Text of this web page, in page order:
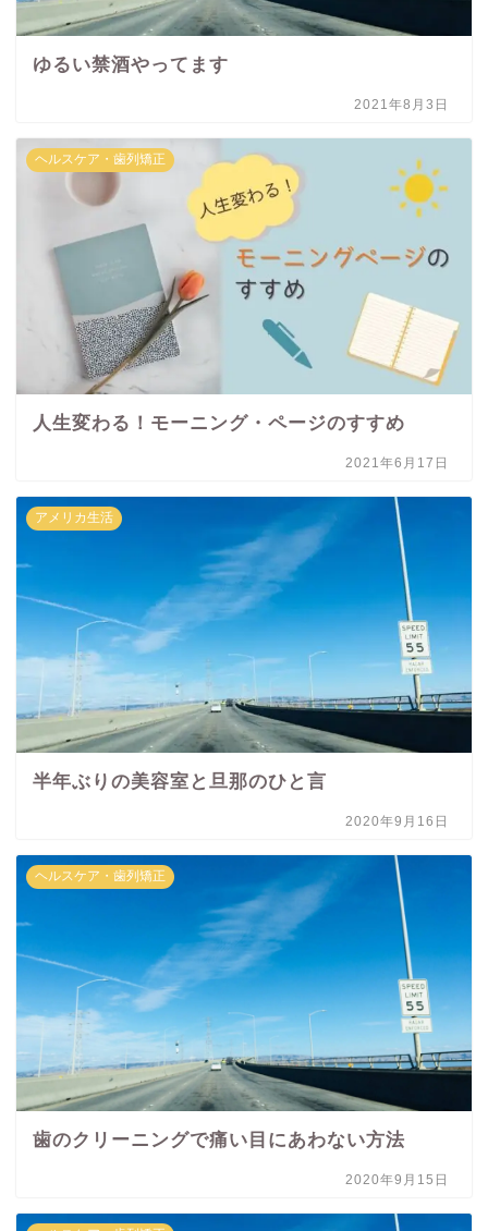
ゆるい禁酒やってます
2021年8月3日
ヘルスケア・歯列矯正
人生変わる！モーニング・ページのすすめ
2021年6月17日
アメリカ生活
半年ぶりの美容室と旦那のひと言
2020年9月16日
ヘルスケア・歯列矯正
歯のクリーニングで痛い目にあわない方法
2020年9月15日